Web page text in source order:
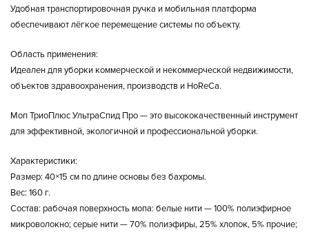
Удобная транспортировочная ручка и мобильная платформа
обеспечивают лёгкое перемещение системы по объекту.
Область применения:
Идеален для уборки коммерческой и некоммерческой недвижимости,
объектов здравоохранения, производств и HoReCa.
Моп ТриоПлюс УльтраСпид Про— это высококачественный инструмент
для эффективной, экологичной и профессиональной уборки.
Характеристики:
Размер: 40×15 см по длине основы без бахромы.
Вес: 160 г.
Состав: рабочая поверхность мопа: белые нити — 100% полиэфирное
микроволокно; серые нити — 70% полиэфиры, 25% хлопок, 5% прочие;